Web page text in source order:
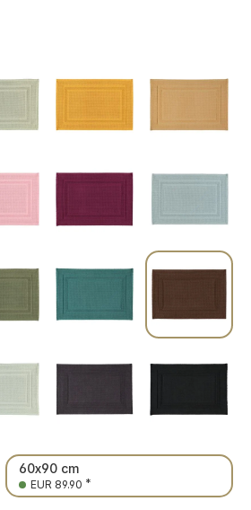
60x90 cm
EUR 89.90 *